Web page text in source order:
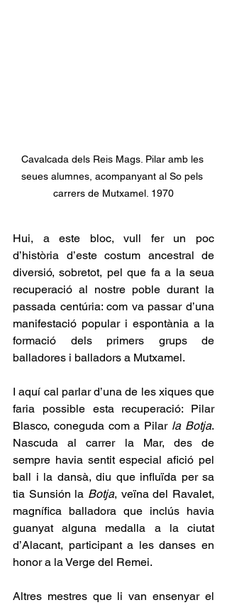
Cavalcada dels Reis Mags. Pilar amb les
seues alumnes, acompanyant al So pels
carrers de Mutxamel. 1970
Hui, a este bloc, vull fer un poc
d’història d’este costum ancestral de
diversió, sobretot, pel que fa a la seua
recuperació al nostre poble durant la
passada centúria: com va passar d’una
manifestació popular i espontània a la
formació dels primers grups de
balladores i balladors a Mutxamel.
I aquí cal parlar d’una de les xiques que
faria possible esta recuperació: Pilar
Blasco, coneguda com a Pilar la Botja.
Nascuda al carrer la Mar, des de
sempre havia sentit especial afició pel
ball i la dansà, diu que influïda per sa
tia Sunsión la Botja, veïna del Ravalet,
magnífica balladora que inclús havia
guanyat alguna medalla a la ciutat
d’Alacant, participant a les danses en
honor a la Verge del Remei.
Altres mestres que li van ensenyar el